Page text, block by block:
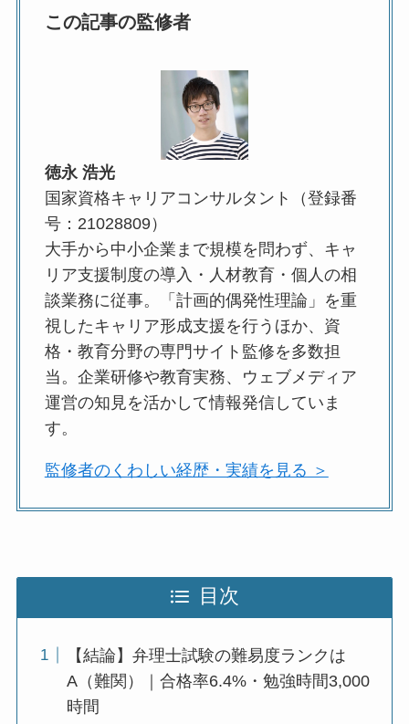
この記事の監修者
徳永 浩光
国家資格キャリアコンサルタント（登録番
号：21028809）
大手から中小企業まで規模を問わず、キャ
リア支援制度の導入・人材教育・個人の相
談業務に従事。「計画的偶発性理論」を重
視したキャリア形成支援を行うほか、資
格・教育分野の専門サイト監修を多数担
当。企業研修や教育実務、ウェブメディア
運営の知見を活かして情報発信していま
す。
監修者のくわしい経歴・実績を見る ＞
目次
【結論】弁理士試験の難易度ランクは
A（難関）｜合格率6.4%・勉強時間3,000
時間